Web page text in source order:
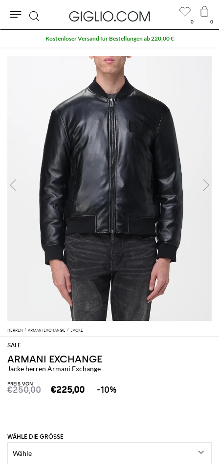
HERREN ARMANI EXCHANGE JACKE
ARMANI EXCHANGE
Jacke herren Armani Exchange
PREIS VON
€250,00 €225,00 -10%
WÄHLE DIE GRÖSSE
0 0
Suche
Kostenloser Versand für Bestellungen ab 220,00 €